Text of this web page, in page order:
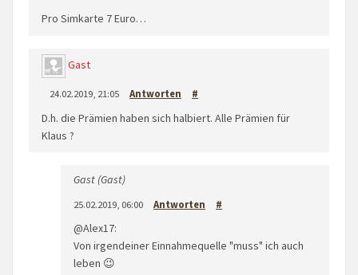
Pro Simkarte 7 Euro…
Gast
24.02.2019, 21:05 Antworten #
D.h. die Prämien haben sich halbiert. Alle Prämien für
Klaus ?
Gast (Gast)
25.02.2019, 06:00 Antworten #
@Alex17:
Von irgendeiner Einnahmequelle "muss" ich auch
leben 😉